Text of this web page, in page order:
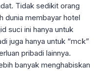
Tidak sedikit orang
dunia membayar hotel
suci ini hanya untuk
juga hanya untuk “mck”
pribadi lainnya.
banyak menghabiskan